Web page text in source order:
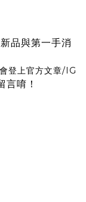
品與第一手消
登上官方文章/IG
言唷！